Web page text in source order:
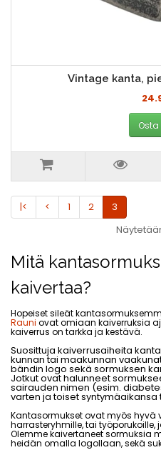
Vintage kanta,
Osta
|< < 1 2
3
Mitä
kaivertaa?
Hopeiset sileät
Rauni ovat omiaan kaiverruksia
kaiverrus on tarkka ja kestävä.
Suosittuja kaiverrusaiheita
kunnan tai maakunnan
bändin logo sekä sormuksen
Jotkut ovat halunneet
sairauden nimen (esim.
varten ja toiset syntymäaikansa
Kantasormukset ovat myös hyvä
harrasteryhmille, tai
Olemme kaivertaneet sormuksia
heidän omalla logollaan, sekä